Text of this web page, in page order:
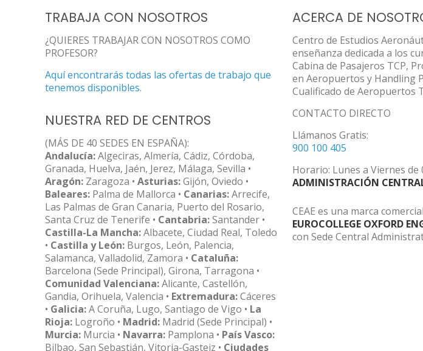
TRABAJA CON NOSOTROS
¿QUIERES TRABAJAR CON NOSOTROS COMO
PROFESOR?
Aquí encontrarás todas las ofertas de trabajo que
tenemos disponibles.
NUESTRA RED DE CENTROS
(MÁS DE 40 SEDES EN ESPAÑA):
Andalucía:Algeciras, Almería, Cádiz, Córdoba,
Granada, Huelva, Jaén, Jerez, Málaga, Sevilla •
Aragón: Zaragoza • Asturias:Gijón, Oviedo •
Baleares: Palma de Mallorca • Canarias:Arrecife,
Las Palmas de Gran Canaria, Puerto del Rosario,
Santa Cruz de Tenerife • Cantabria:Santander •
Castilla-La Mancha:Albacete, Ciudad Real, Toledo
• Castilla y León: Burgos, León, Palencia,
Salamanca, Valladolid, Zamora • Cataluña:
Barcelona (Sede Principal), Girona, Tarragona •
Comunidad Valenciana:Alicante, Castellón,
Gandia, Orihuela, Valencia • Extremadura:Cáceres
• Galicia:A Coruña, Lugo, Santiago de Vigo • La
Rioja: Logroño • Madrid: Madrid (Sede Principal) •
Murcia: Murcia • Navarra: Pamplona • País Vasco:
Bilbao, San Sebastián, Vitoria-Gasteiz • Ciudades
ACERCA DE
Centro de Estudios
enseñanza dedicada a los
Cabina de Pasajeros TCP,
en Aeropuertos y Handling
Cualificado de Aeropuertos
CONTACTO DIRECTO
Llámanos Gratis:
900 100 405
Horario: Lunes a Viernes de
ADMINISTRACIÓN
CEAE es una marca
EUROCOLLEGE OXFORD
con Sede Central